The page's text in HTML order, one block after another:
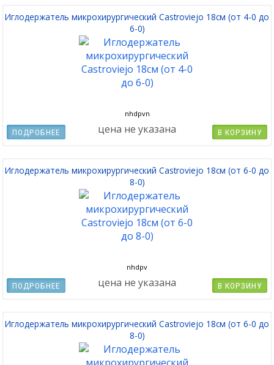
Иглодержатель микрохирургический Castroviejo 18см (от 4-0 до
6-0)
nhdpvn
цена не указана В КОРЗИНУ
ПОДРОБНЕЕ
Иглодержатель микрохирургический Castroviejo 18см (от 6-0 до
8-0)
nhdpv
цена не указана В КОРЗИНУ
ПОДРОБНЕЕ
Иглодержатель микрохирургический Castroviejo 18см (от 6-0 до
8-0)